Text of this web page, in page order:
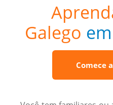
Galego
Comece